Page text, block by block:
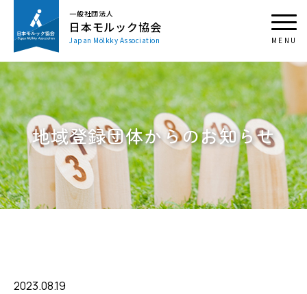
一般社団法人
日本モルック協会
Japan Mölkky Association
地域登録団体からのお知らせ
2023.08.19